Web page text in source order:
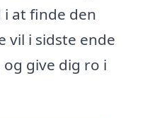
at finde den
vil i sidste ende
give dig ro i